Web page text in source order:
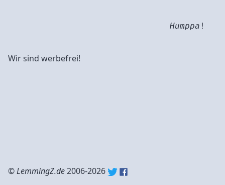
Humppa !
Wir sind werbefrei!
©LemmingZ.de2006-2026